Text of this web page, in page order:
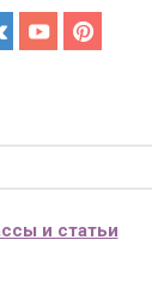
и статьи